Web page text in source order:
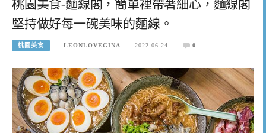
桃園美食-麵線閣，簡單裡帶著細心，麵線閣
堅持做好每一碗美味的麵線。
桃園美食 LEONLOVEGINA 2022-06-24 0